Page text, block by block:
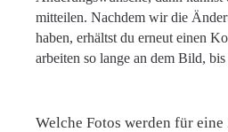
mitteilen. Nachdem wir die
haben, erhältst du erneut einen
arbeiten so lange an dem Bild,
Welche Fotos werden für